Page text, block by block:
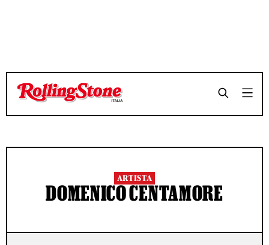
ARTISTA
DOMENICO CENTAMORE